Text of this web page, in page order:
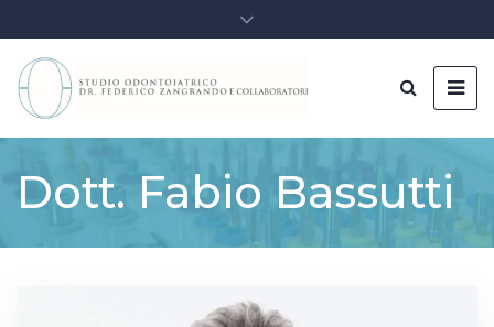
Dott. Fabio Bassutti